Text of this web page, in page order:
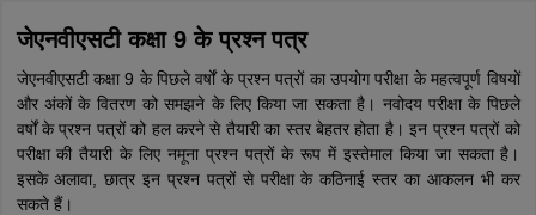
जेएनवीएसटी कक्षा 9 के प्रश्न पत्र
जेएनवीएसटी कक्षा 9 के पिछले वर्षों के प्रश्न पत्रों का उपयोग परीक्षा के महत्वपूर्ण विषयों
और अंकों के वितरण को समझने के लिए किया जा सकता है। नवोदय परीक्षा के पिछले
वर्षों के प्रश्न पत्रों को हल करने से तैयारी का स्तर बेहतर होता है। इन प्रश्न पत्रों को
परीक्षा की तैयारी के लिए नमूना प्रश्न पत्रों के रूप में इस्तेमाल किया जा सकता है।
इसके अलावा, छात्र इन प्रश्न पत्रों से परीक्षा के कठिनाई स्तर का आकलन भी कर
सकते हैं।